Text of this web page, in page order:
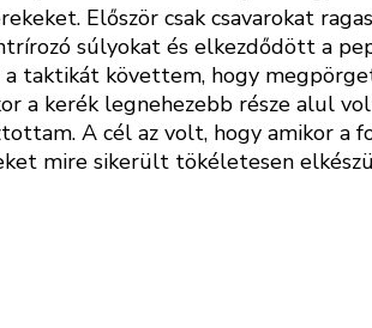
Először csak csavarokat
súlyokat és elkezdődött a
a taktikát követtem, hogy
a kerék legnehezebb része alul
A cél az volt, hogy amikor a
mire sikerült tökéletesen